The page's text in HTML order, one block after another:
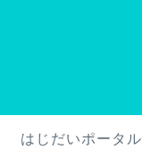
はじだいポータル